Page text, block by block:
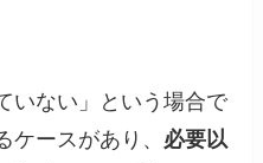
いない」という場合で
ケースがあり、 必要以